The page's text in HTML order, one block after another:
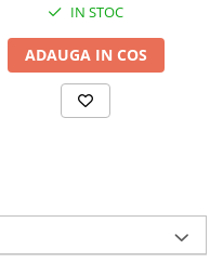
IN STOC
ADAUGA IN COS